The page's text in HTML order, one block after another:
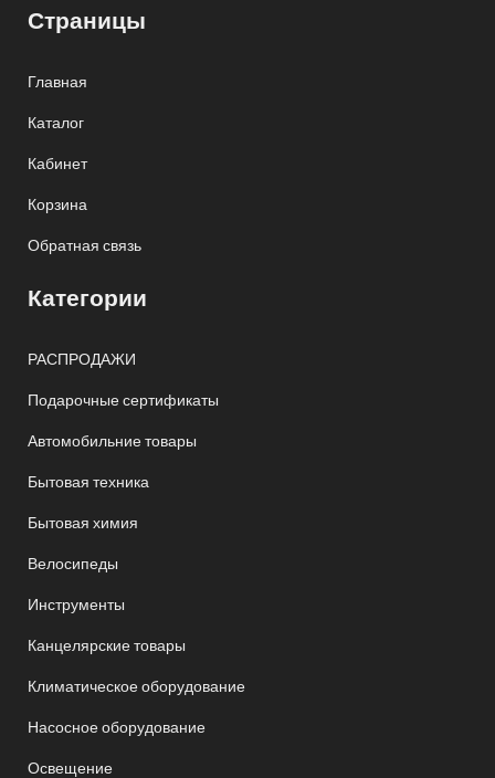
Страницы
Главная
Каталог
Кабинет
Корзина
Обратная связь
Категории
РАСПРОДАЖИ
Подарочные сертификаты
Автомобильние товары
Бытовая техника
Бытовая химия
Велосипеды
Инструменты
Канцелярские товары
Климатическое оборудование
Насосное оборудование
Освещение